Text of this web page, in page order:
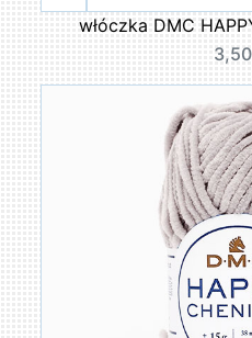
włóczka DMC